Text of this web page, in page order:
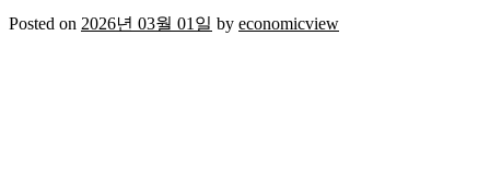
Posted on 2026년 03월 01일 by economicview